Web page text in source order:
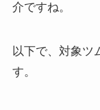
介ですね。
以下で、対象ツ
す。